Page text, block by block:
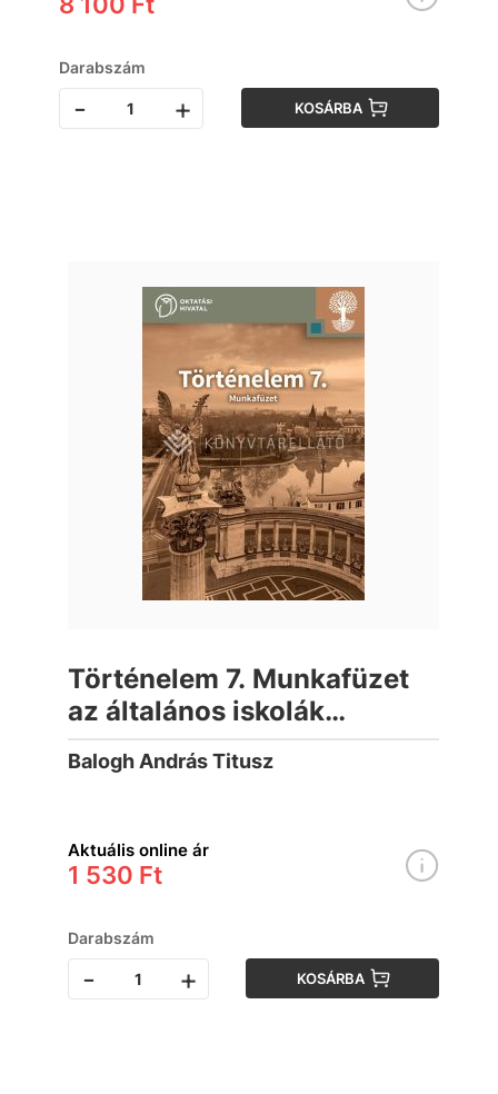
Darabszám
- + KOSÁRBA
Történelem 7. Munkafüzet
az általános iskolák
számára
Balogh András Titusz
Aktuális online ár
1 530 Ft
Darabszám
- + KOSÁRBA